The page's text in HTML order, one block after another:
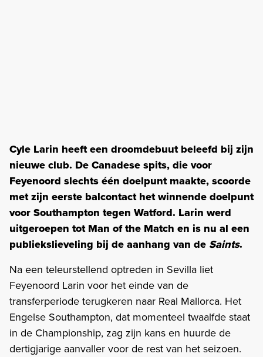
Cyle Larin heeft een droomdebuut beleefd bij zijn
nieuwe club. De Canadese spits, die voor
Feyenoord slechts één doelpunt maakte, scoorde
met zijn eerste balcontact het winnende doelpunt
voor Southampton tegen Watford. Larin werd
uitgeroepen tot Man of the Match en is nu al een
publiekslieveling bij de aanhang van deSaints.
Na een teleurstellend optreden in Sevilla liet
Feyenoord Larin voor het einde van de
transferperiode terugkeren naar Real Mallorca. Het
Engelse Southampton, dat momenteel twaalfde staat
in de Championship, zag zijn kans en huurde de
dertigjarige aanvaller voor de rest van het seizoen.